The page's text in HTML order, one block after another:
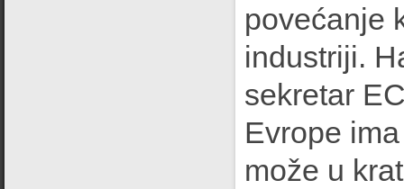
povećanje
industriji.
sekretar
Evrope
može u